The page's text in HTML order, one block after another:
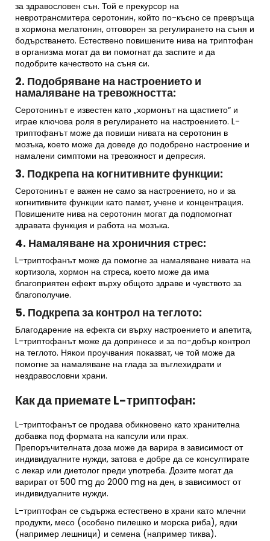
за здравословен сън. Той е прекурсор на
невротрансмитера серотонин, който по-късно се превръща
в хормона мелатонин, отговорен за регулирането на съня и
бодърстването. Естествено повишените нива на триптофан
в организма могат да ви помогнат да заспите и да
подобрите качеството на съня си.
2. Подобряване на настроението и
намаляване на тревожността:
Серотонинът е известен като „хормонът на щастието“ и
играе ключова роля в регулирането на настроението. L-
триптофанът може да повиши нивата на серотонин в
мозъка, което може да доведе до подобрено настроение и
намалени симптоми на тревожност и депресия.
3. Подкрепа на когнитивните функции:
Серотонинът е важен не само за настроението, но и за
когнитивните функции като памет, учене и концентрация.
Повишените нива на серотонин могат да подпомогнат
здравата функция и работа на мозъка.
4. Намаляване на хроничния стрес:
L-триптофанът може да помогне за намаляване нивата на
кортизола, хормон на стреса, което може да има
благоприятен ефект върху общото здраве и чувството за
благополучие.
5. Подкрепа за контрол на теглото:
Благодарение на ефекта си върху настроението и апетита,
L-триптофанът може да допринесе и за по-добър контрол
на теглото. Някои проучвания показват, че той може да
помогне за намаляване на глада за въглехидрати и
нездравословни храни.
Как да приемате L-триптофан:
L-триптофанът се продава обикновено като хранителна
добавка под формата на капсули или прах.
Препоръчителната доза може да варира в зависимост от
индивидуалните нужди, затова е добре да се консултирате
с лекар или диетолог преди употреба. Дозите могат да
варират от 500 mg до 2000 mg на ден, в зависимост от
индивидуалните нужди.
L-триптофан се съдържа естествено в храни като млечни
продукти, месо (особено пилешко и морска риба), ядки
(например лешници) и семена (например тиква).